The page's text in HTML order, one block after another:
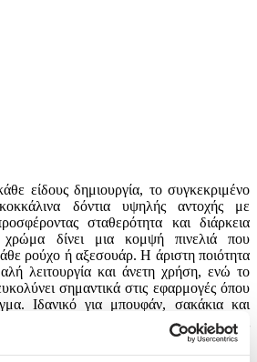
είδους δημιουργία, το συγκεκριμένο
δόντια υψηλής αντοχής με
σταθερότητα και διάρκεια
δίνει μια κομψή πινελιά που
ρούχο ή αξεσουάρ. Η άριστη ποιότητα
λειτουργία και άνετη χρήση, ενώ το
σημαντικά στις εφαρμογές όπου
Ιδανικό για μπουφάν, σακάκια και
και μοντέρνα προσθήκη για όσους
ραπτικής.